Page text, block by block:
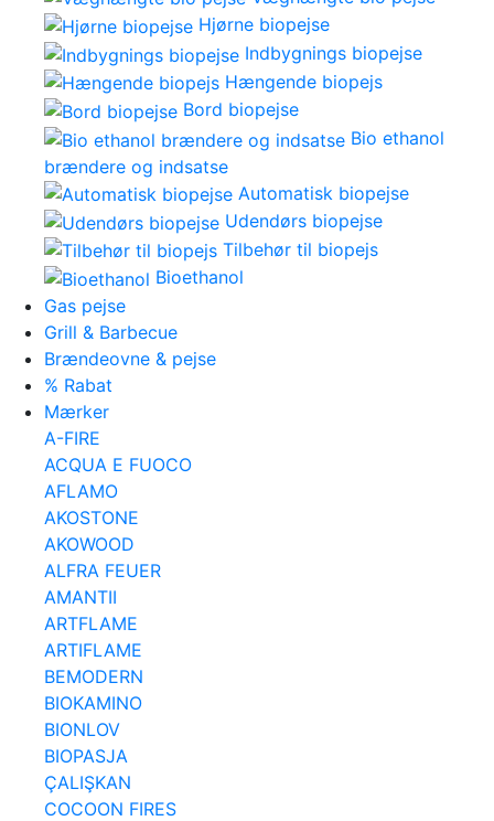
Hjørne biopejse
Indbygnings biopejse
Hængende biopejs
Bord biopejse
Bio ethanol
brændere og indsatse
Automatisk biopejse
Udendørs biopejse
Tilbehør til biopejs
Bioethanol
Gas pejse
Grill & Barbecue
Brændeovne & pejse
% Rabat
Mærker
A-FIRE
ACQUA E FUOCO
AFLAMO
AKOSTONE
AKOWOOD
ALFRA FEUER
AMANTII
ARTFLAME
ARTIFLAME
BEMODERN
BIOKAMINO
BIONLOV
BIOPASJA
ÇALIŞKAN
COCOON FIRES